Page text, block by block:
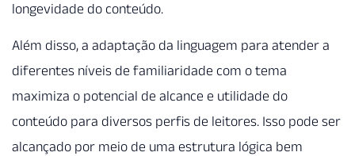
longevidade do conteúdo.
Além disso, a adaptação da linguagem para atender a
diferentes níveis de familiaridade com o tema
maximiza o potencial de alcance e utilidade do
conteúdo para diversos perfis de leitores. Isso pode ser
alcançado por meio de uma estrutura lógica bem